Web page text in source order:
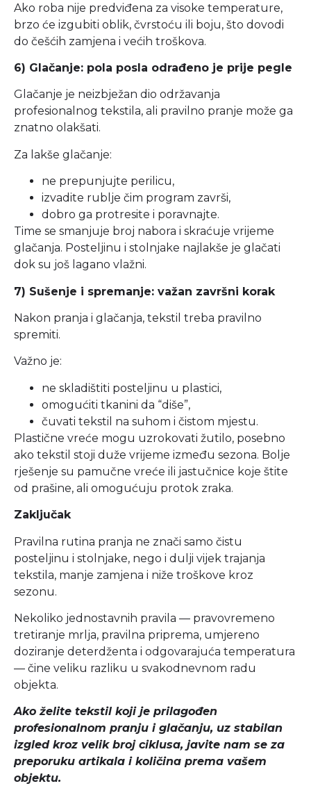
Ako roba nije predviđena za visoke temperature,
brzo će izgubiti oblik, čvrstoću ili boju, što dovodi
do češćih zamjena i većih troškova.
6) Glačanje: pola posla odrađeno je prije pegle
Glačanje je neizbježan dio održavanja
profesionalnog tekstila, ali pravilno pranje može ga
znatno olakšati.
Za lakše glačanje:
ne prepunjujte perilicu,
izvadite rublje čim program završi,
dobro ga protresite i poravnajte.
Time se smanjuje broj nabora i skraćuje vrijeme
glačanja. Posteljinu i stolnjake najlakše je glačati
dok su još lagano vlažni.
7) Sušenje i spremanje: važan završni korak
Nakon pranja i glačanja, tekstil treba pravilno
spremiti.
Važno je:
ne skladištiti posteljinu u plastici,
omogućiti tkanini da “diše”,
čuvati tekstil na suhom i čistom mjestu.
Plastične vreće mogu uzrokovati žutilo, posebno
ako tekstil stoji duže vrijeme između sezona. Bolje
rješenje su pamučne vreće ili jastučnice koje štite
od prašine, ali omogućuju protok zraka.
Zaključak
Pravilna rutina pranja ne znači samo čistu
posteljinu i stolnjake, nego i dulji vijek trajanja
tekstila, manje zamjena i niže troškove kroz
sezonu.
Nekoliko jednostavnih pravila — pravovremeno
tretiranje mrlja, pravilna priprema, umjereno
doziranje deterdženta i odgovarajuća temperatura
— čine veliku razliku u svakodnevnom radu
objekta.
Ako želite tekstil koji je prilagođen
profesionalnom pranju i glačanju, uz stabilan
izgled kroz velik broj ciklusa, javite nam se za
preporuku artikala i količina prema vašem
objektu.